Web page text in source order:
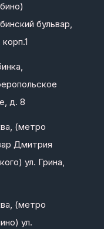
бульвар,
д. 8
(метро
Дмитрия
ул. Грина,
(метро
ул.